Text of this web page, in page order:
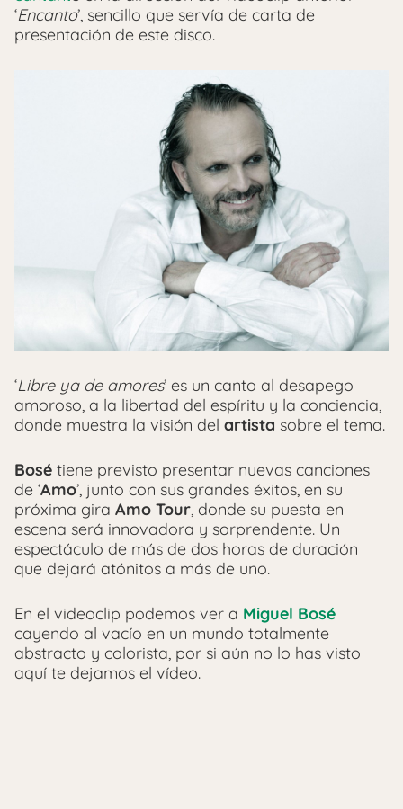
‘Encanto’, sencillo que servía de carta de
presentación de este disco.
‘Libre ya de amores’ es un canto al desapego
amoroso, a la libertad del espíritu y la conciencia,
donde muestra la visión del artista sobre el tema.
Bosé tiene previsto presentar nuevas canciones
de ‘Amo’, junto con sus grandes éxitos, en su
próxima gira Amo Tour, donde su puesta en
escena será innovadora y sorprendente. Un
espectáculo de más de dos horas de duración
que dejará atónitos a más de uno.
En el videoclip podemos ver a Miguel Bosé
cayendo al vacío en un mundo totalmente
abstracto y colorista, por si aún no lo has visto
aquí te dejamos el vídeo.